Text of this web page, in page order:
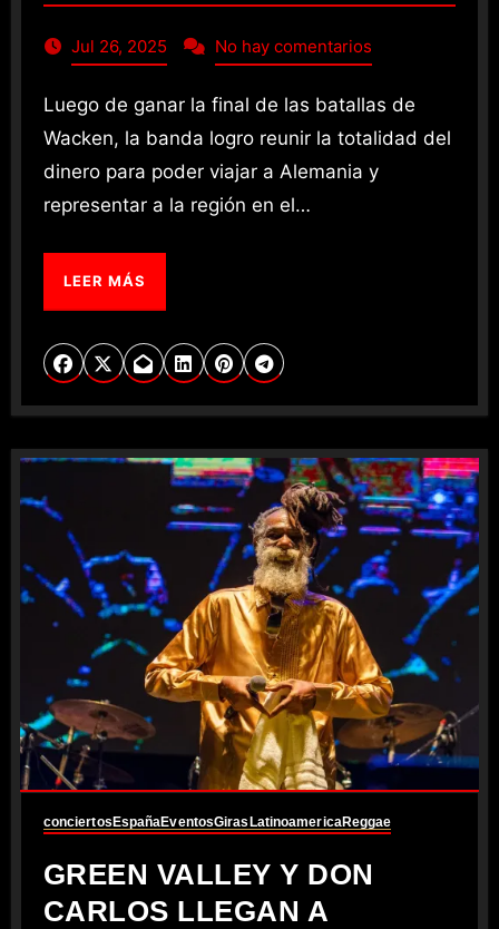
Jul 26, 2025 No hay comentarios
Luego de ganar la final de las batallas de
Wacken, la banda logro reunir la totalidad del
dinero para poder viajar a Alemania y
representar a la región en el…
LEER MÁS
conciertosEspañaEventosGirasLatinoamericaReggae
GREEN VALLEY Y DON
CARLOS LLEGAN A